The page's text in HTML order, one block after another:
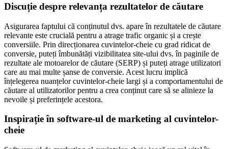
Discuție despre relevanța rezultatelor de căutare
Asigurarea faptului că conținutul dvs. apare în rezultatele de căutare
relevante este crucială pentru a atrage trafic organic și a crește
conversiile. Prin direcționarea cuvintelor-cheie cu grad ridicat de
conversie, puteți îmbunătăți vizibilitatea site-ului dvs. în paginile de
rezultate ale motoarelor de căutare (SERP) și puteți atrage utilizatori
care au mai multe șanse de conversie. Acest lucru implică
înțelegerea nuanțelor cuvintelor-cheie largi și a comportamentului de
căutare al utilizatorilor pentru a crea conținut care să se alinieze la
nevoile și preferințele acestora.
Inspirație în software-ul de marketing al cuvintelor-
cheie